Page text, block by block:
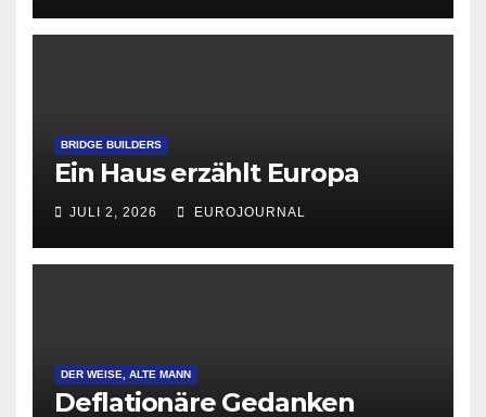
BRIDGE BUILDERS
Ein Haus erzählt Europa
JULI 2, 2026 EUROJOURNAL
DER WEISE, ALTE MANN
Deflationäre Gedanken